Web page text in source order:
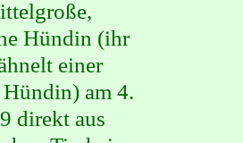
Hündin (ihr
einer
am 4.
direkt aus